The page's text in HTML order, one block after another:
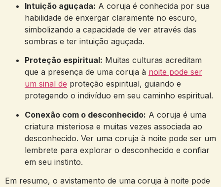
Intuição aguçada: A coruja é conhecida por sua
habilidade de enxergar claramente no escuro,
simbolizando a capacidade de ver através das
sombras e ter intuição aguçada.
Proteção espiritual: Muitas culturas acreditam
que a presença de uma coruja à noite pode ser
um sinal de proteção espiritual, guiando e
protegendo o indivíduo em seu caminho espiritual.
Conexão com o desconhecido: A coruja é uma
criatura misteriosa e muitas vezes associada ao
desconhecido. Ver uma coruja à noite pode ser um
lembrete para explorar o desconhecido e confiar
em seu instinto.
Em resumo, o avistamento de uma coruja à noite pode